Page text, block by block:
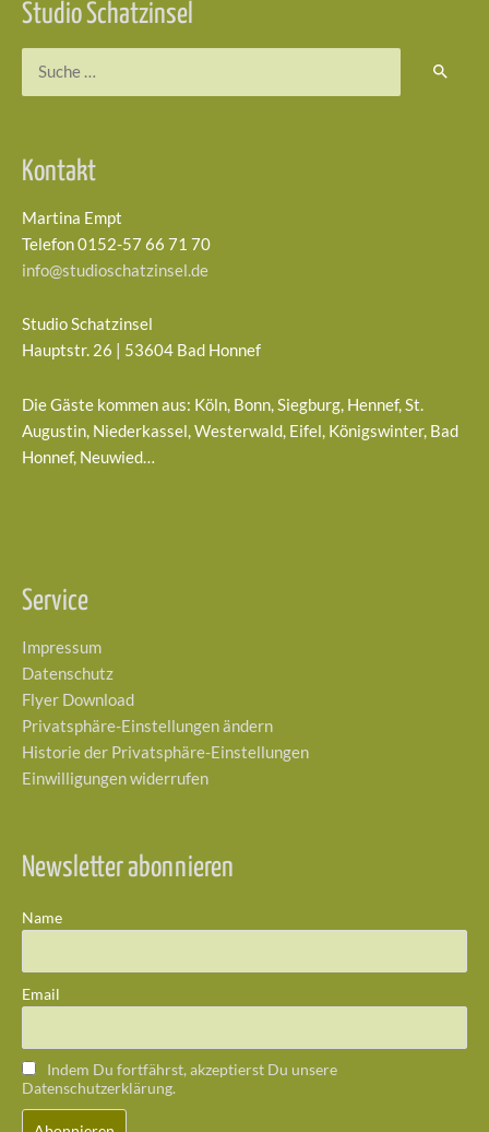
Studio Schatzinsel
Kontakt
Martina Empt
Telefon 0152-57 66 71 70
info@studioschatzinsel.de
Studio Schatzinsel
Hauptstr. 26 | 53604 Bad Honnef
Die Gäste kommen aus: Köln, Bonn, Siegburg, Hennef, St.
Augustin, Niederkassel, Westerwald, Eifel, Königswinter, Bad
Honnef, Neuwied…
Service
Impressum
Datenschutz
Flyer Download
Privatsphäre-Einstellungen ändern
Historie der Privatsphäre-Einstellungen
Einwilligungen widerrufen
Newsletter abonnieren
Name
Email
Indem Du fortfährst, akzeptierst Du unsere
Datenschutzerklärung.